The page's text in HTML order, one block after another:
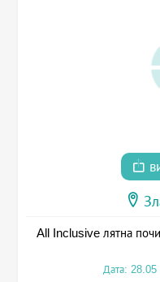
All Inclusive лятна
Дата: